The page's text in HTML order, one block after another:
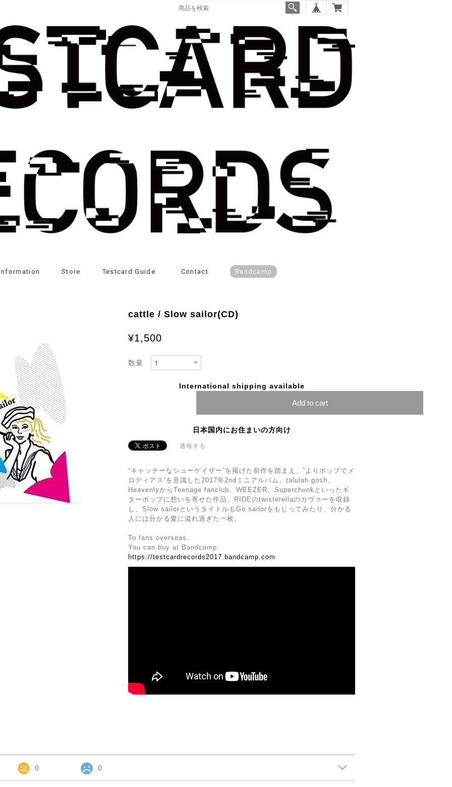
Store Testcard Guide Contact Bandcamp
cattle / Slow sailor(CD)
¥1,500
数量
International shipping available
Add to cart
日本国内にお住まいの方向け
通報する
“キャッチーなシューゲイザー”を掲げた前作を踏まえ、”よりポップでメ
ロディアス”を意識した2017年2ndミニアルバム。talulah gosh、
HeavenlyからTeenage fanclub、WEEZER、Superchunkといったギ
ターポップに想いを寄せた作品。RIDEのtwisterellaのカヴァーを収録
し、Slow sailorというタイトルもGo sailorをもじってみたり、分かる
人には分かる愛に溢れ過ぎた一枚。
To fans overseas.
You can buy at Bandcamp.
https://testcardrecords2017.bandcamp.com
0 0